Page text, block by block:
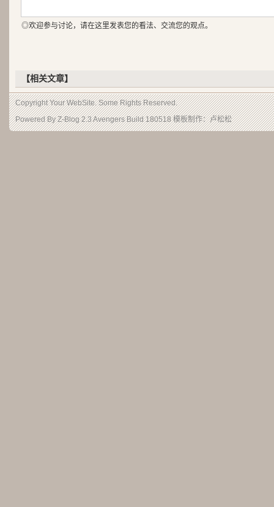
◎欢迎参与讨论，请在这里发表您的看法、交流您的观点。
【相关文章】
Copyright Your WebSite. Some Rights Reserved.
Powered ByZ-Blog 2.3 Avengers Build 180518模板制作：卢松松